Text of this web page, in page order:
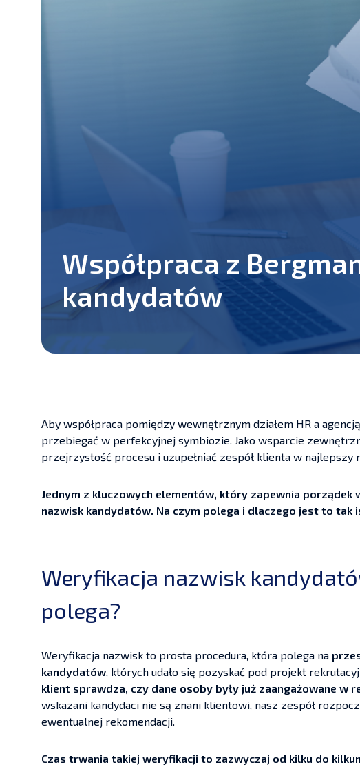
Współpraca z
kandydatów
Aby współpraca pomiędzy wewnętrznym działem HR a
przebiegać w perfekcyjnej symbiozie. Jako wsparcie
przejrzystość procesu i uzupełniać zespół klienta w najlepszy
Jednym z kluczowych elementów, który zapewnia
nazwisk kandydatów. Na czym polega i dlaczego jest to tak
Weryfikacja nazwisk
polega?
Weryfikacja nazwisk to prosta procedura, która polega na
kandydatów , których udało się pozyskać pod projekt
klient sprawdza, czy dane osoby były już zaangażowane w
wskazani kandydaci nie są znani klientowi, nasz zespół
ewentualnej rekomendacji.
Czas trwania takiej weryfikacji to zazwyczaj od kilku do